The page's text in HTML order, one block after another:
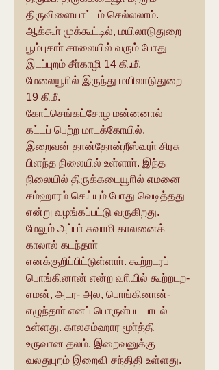
திருவிளையாட்டம் செல்லலாம்.
ஆக்கூா் முக்கூட்டில், மயிலாடுதுறை
பூம்புகாா் சாலையில் வரும் போது
இடப்புறம் சீா்காழி 14 கி.மீ.
மேலையூாில் இருந்து மயிலாடுதுறை
19 கிமீ.
கோட்செங்கட்சோழ மன்னனால்
கட்டப் பெற்ற மாடக்கோயில்.
இறைவன் தான்தோன்றீஸ்வரா் சிரசு
பிளந்த நிலையில் உள்ளாா். இந்த
நிலையில் திருக்கடையூாில் எமனை
சம்ஹாரம் செய்யும் போது வெடித்தது
என்று வழங்கப்பட்டு வருகிறது.
மேலும் அப்பா் சுவாமி காலனைக்
காலால் கடந்தாா்
எனக்குறிப்பிட்டுள்ளாா். கூற்றடரப்
பொங்கினான் என்ற வாியில் கூற்றடற-
எமன், அடர- அல, பொங்கினான்-
எழுந்தாா் எனப் பொருள்பட பாடல்
உள்ளது. காலசம்ஹார மூா்த்தி
உருவான தலம். இறைவனுக்கு
வலதுபுறம் இறைவி சந்திதி உள்ளது.